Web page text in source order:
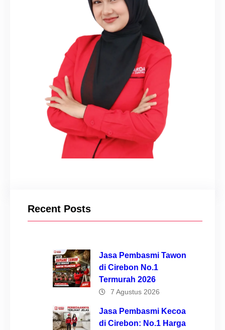
Recent Posts
Jasa Pembasmi Tawon
di Cirebon No.1
Termurah 2026
7 Agustus 2026
Jasa Pembasmi Kecoa
di Cirebon: No.1 Harga